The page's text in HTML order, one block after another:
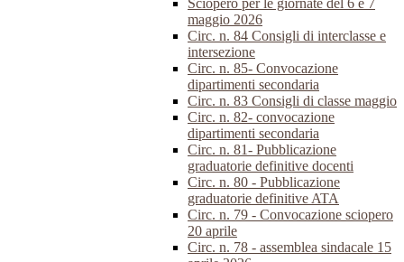
Sciopero per le giornate del 6 e 7
maggio 2026
Circ. n. 84 Consigli di interclasse e
intersezione
Circ. n. 85- Convocazione
dipartimenti secondaria
Circ. n. 83 Consigli di classe maggio
Circ. n. 82- convocazione
dipartimenti secondaria
Circ. n. 81- Pubblicazione
graduatorie definitive docenti
Circ. n. 80 - Pubblicazione
graduatorie definitive ATA
Circ. n. 79 - Convocazione sciopero
20 aprile
Circ. n. 78 - assemblea sindacale 15